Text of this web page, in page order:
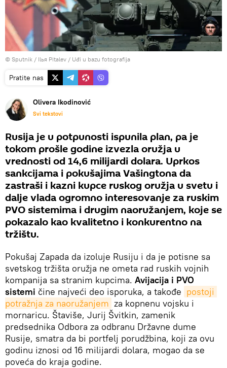
© Sputnik / Ilья Pitalev / Uđi u bazu fotografija
Pratite nas
Olivera Ikodinović
Svi tekstovi
Rusija je u potpunosti ispunila plan, pa je
tokom prošle godine izvezla oružja u
vrednosti od 14,6 milijardi dolara. Uprkos
sankcijama i pokušajima Vašingtona da
zastraši i kazni kupce ruskog oružja u svetu i
dalje vlada ogromno interesovanje za ruskim
PVO sistemima i drugim naoružanjem, koje se
pokazalo kao kvalitetno i konkurentno na
tržištu.
Pokušaj Zapada da izoluje Rusiju i da je potisne sa
svetskog tržišta oružja ne ometa rad ruskih vojnih
kompanija sa stranim kupcima. Avijacija i PVO
sistemi čine najveći deo isporuka, a takođe postoji
potražnja za naoružanjem za kopnenu vojsku i
mornaricu. Štaviše, Jurij Švitkin, zamenik
predsednika Odbora za odbranu Državne dume
Rusije, smatra da bi portfelj porudžbina, koji za ovu
godinu iznosi od 16 milijardi dolara, mogao da se
poveća do kraja godine.